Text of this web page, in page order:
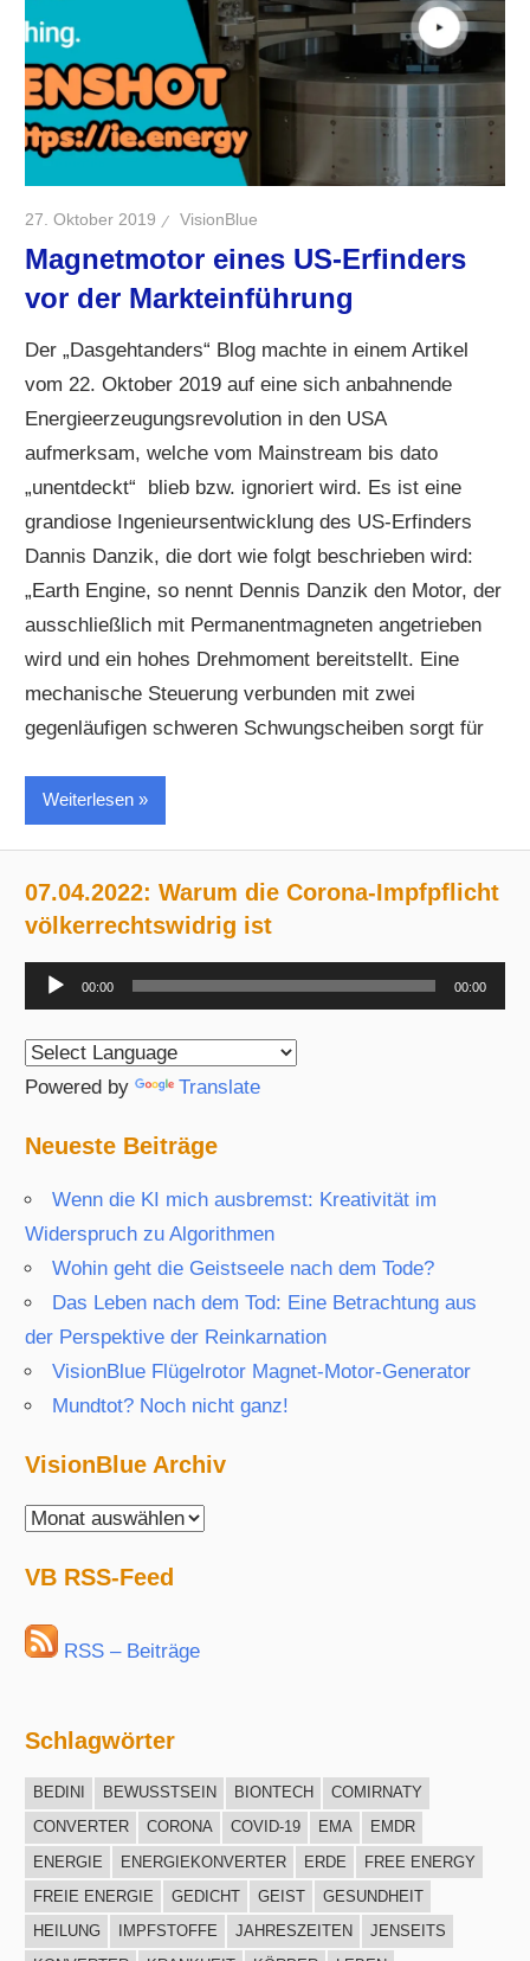
27. Oktober 2019 VisionBlue
Magnetmotor eines US-Erfinders
vor der Markteinführung
Der „Dasgehtanders“ Blog machte in einem Artikel
vom 22. Oktober 2019 auf eine sich anbahnende
Energieerzeugungsrevolution in den USA
aufmerksam, welche vom Mainstream bis dato
„unentdeckt“ blieb bzw. ignoriert wird. Es ist eine
grandiose Ingenieursentwicklung des US-Erfinders
Dannis Danzik, die dort wie folgt beschrieben wird:
„Earth Engine, so nennt Dennis Danzik den Motor, der
ausschließlich mit Permanentmagneten angetrieben
wird und ein hohes Drehmoment bereitstellt. Eine
mechanische Steuerung verbunden mit zwei
gegenläufigen schweren Schwungscheiben sorgt für
Weiterlesen
07.04.2022: Warum die Corona-Impfpflicht
völkerrechtswidrig ist
Audio-
Player
00:00 00:00
Powered by Translate
Neueste Beiträge
Wenn die KI mich ausbremst: Kreativität im
Widerspruch zu Algorithmen
Wohin geht die Geistseele nach dem Tode?
Das Leben nach dem Tod: Eine Betrachtung aus
der Perspektive der Reinkarnation
VisionBlue Flügelrotor Magnet-Motor-Generator
Mundtot? Noch nicht ganz!
VisionBlue Archiv
VisionBlue
VB RSS-Feed
RSS – Beiträge
Schlagwörter
BEDINI BEWUSSTSEIN BIONTECH
COMIRNATY
CONVERTER
CORONA COVID-19 EMA
EMDR
ENERGIE
ENERGIEKONVERTER ERDE
FREE ENERGY
FREIE ENERGIE
GEDICHT GEIST
GESUNDHEIT
HEILUNG
IMPFSTOFFE JAHRESZEITEN
JENSEITS